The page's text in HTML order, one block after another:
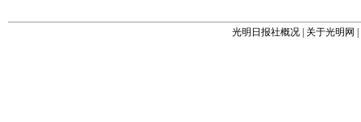
光明日报社概况 关于光明网